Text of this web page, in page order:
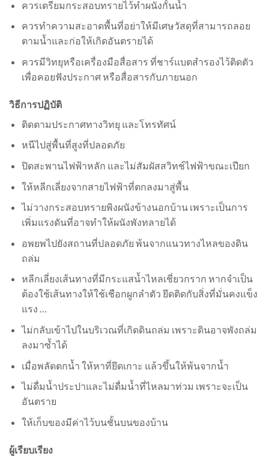
ควรเตรียมกระสอบทรายไว้ทำผนังกั้นน้ำ
ควรทำความสะอาดพื้นที่อย่าให้มีเศษวัสดุที่สามารถลอย
ตามน้ำและก่อให้เกิดอันตรายได้
ควรมีวิทยุหรือเครื่องมือสื่อสาร ที่ชาร์แบตสำรองไว้ติดตัว
เพื่อคอยฟังประกาศ หรือสื่อสารกับภายนอก
วิธีการปฏิบัติ
ติดตามประกาศทางวิทยุ และโทรทัศน์
หนีไปสู่พื้นที่สูงที่ปลอดภัย
ปิดสะพานไฟฟ้าหลัก และไม่สัมผัสสวิทช์ไฟฟ้าขณะเปียก
ให้หลีกเลี่ยงจากสายไฟฟ้าที่ตกลงมาสู่พื้น
ไม่วางกระสอบทรายพิงผนังข้างนอกบ้าน เพราะเป็นการ
เพิ่มแรงดันที่อาจทำให้ผนังพังทลายได้
อพยพไปยังสถานที่ปลอดภัย พ้นจากแนวทางไหลของดิน
ถล่ม
หลีกเลี่ยงเส้นทางที่มีกระแสน้ำไหลเชี่ยวกราก หากจำเป็น
ต้องใช้เส้นทางให้ใช้เชือกผูกลำตัว ยึดติดกับสิ่งที่มั่นคงแข็ง
แรง …
ไม่กลับเข้าไปในบริเวณที่เกิดดินถล่ม เพราะดินอาจพังถล่ม
ลงมาซ้ำได้
เมื่อพลัดตกน้ำ ให้หาที่ยึดเกาะ แล้วขึ้นให้พ้นจากน้ำ
ไม่ดื่มน้ำประปาและไม่ดื่มน้ำที่ไหลมาท่วม เพราะจะเป็น
อันตราย
ให้เก็บของมีค่าไว้บนชั้นบนของบ้าน
ผู้เรียบเรียง